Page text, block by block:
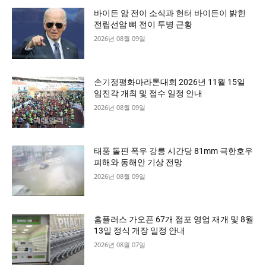
바이든 암 전이 소식과 헌터 바이든이 밝힌
전립선암 뼈 전이 투병 근황
2026년 08월 09일
손기정평화마라톤대회 2026년 11월 15일
임진각 개최 및 접수 일정 안내
2026년 08월 09일
태풍 돌핀 폭우 강릉 시간당 81mm 극한호우
피해와 동해안 기상 전망
2026년 08월 09일
홈플러스 가오픈 67개 점포 영업 재개 및 8월
13일 정식 개장 일정 안내
2026년 08월 07일